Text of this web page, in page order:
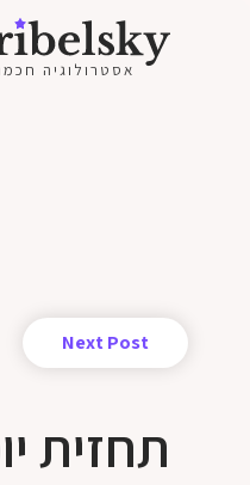
אסטרולוגיה
Next Post
תחזית יומית